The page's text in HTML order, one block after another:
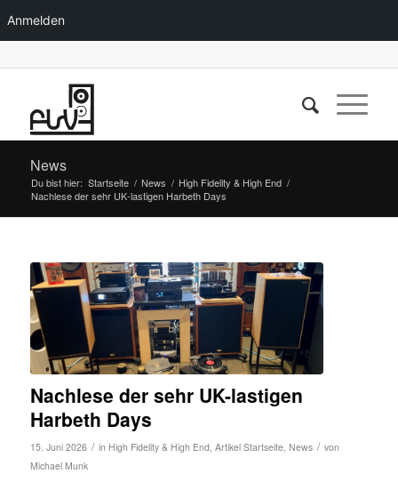
Anmelden
News
Du bist hier: Startseite / News / High Fidelity & High End /
Nachlese der sehr UK-lastigen Harbeth Days
Nachlese der sehr UK-lastigen
Harbeth Days
15. Juni 2026 / in High Fidelity & High End, Artikel Startseite, News / von
Michael Munk